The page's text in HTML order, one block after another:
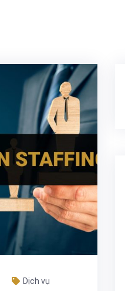
Dịch vụ